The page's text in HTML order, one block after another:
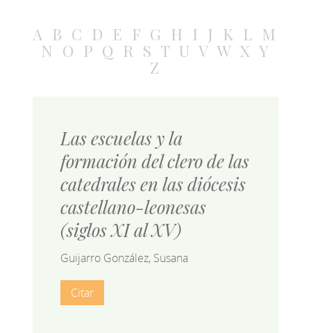
A B C D E F G H I J K L M
N O P Q R S T U V W X Y
Z
Las escuelas y la
formación del clero de las
catedrales en las diócesis
castellano-leonesas
(siglos XI al XV)
Guijarro González, Susana
Citar